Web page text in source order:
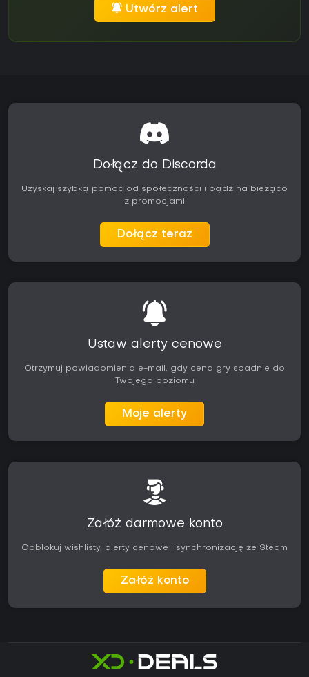
Utwórz alert
Dołącz do Discorda
Uzyskaj szybką pomoc od społeczności i bądź na bieżąco
z promocjami
Dołącz teraz
Ustaw alerty cenowe
Otrzymuj powiadomienia e-mail, gdy cena gry spadnie do
Twojego poziomu
Moje alerty
Załóż darmowe konto
Odblokuj wishlisty, alerty cenowe i synchronizację ze Steam
Załóż konto